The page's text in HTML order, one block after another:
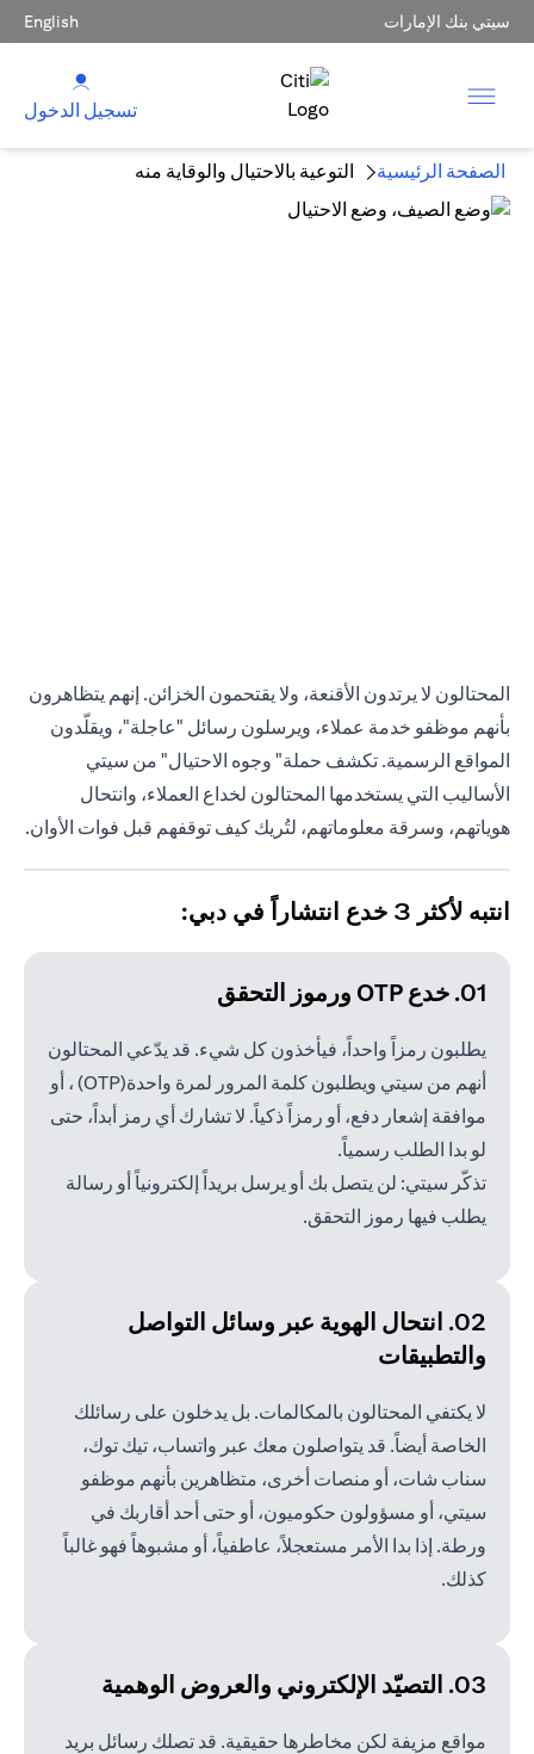
سيتي بنك الإمارات English
تسجيل الدخول
الصفحة الرئيسية التوعية بالاحتيال والوقاية منه
المحتالون لا يرتدون الأقنعة، ولا يقتحمون الخزائن. إنهم يتظاهرون
بأنهم موظفو خدمة عملاء، ويرسلون رسائل "عاجلة"، ويقلّدون
المواقع الرسمية. تكشف حملة" وجوه الاحتيال" من سيتي
الأساليب التي يستخدمها المحتالون لخداع العملاء، وانتحال
هوياتهم، وسرقة معلوماتهم، لتُريك كيف توقفهم قبل فوات الأوان.
انتبه لأكثر 3 خدع انتشاراً في دبي:
01. خدع OTP ورموز التحقق
يطلبون رمزاً واحداً، فيأخذون كل شيء. قد يدّعي المحتالون
أنهم من سيتي ويطلبون كلمة المرور لمرة واحدة(OTP) ، أو
موافقة إشعار دفع، أو رمزاً ذكياً. لا تشارك أي رمز أبداً، حتى
لو بدا الطلب رسمياً.
تذكّر سيتي: لن يتصل بك أو يرسل بريداً إلكترونياً أو رسالة
يطلب فيها رموز التحقق.
02. انتحال الهوية عبر وسائل
التواصل
والتطبيقات
لا يكتفي المحتالون بالمكالمات. بل يدخلون على رسائلك
الخاصة أيضاً. قد يتواصلون معك عبر واتساب، تيك توك،
سناب شات، أو منصات أخرى، متظاهرين بأنهم موظفو
سيتي، أو مسؤولون حكوميون، أو حتى أحد أقاربك في
ورطة. إذا بدا الأمر مستعجلاً، عاطفياً، أو مشبوهاً فهو غالباً
كذلك.
03. التصيّد الإلكتروني والعروض الوهمية
مواقع مزيفة لكن مخاطرها حقيقية. قد تصلك رسائل بريد